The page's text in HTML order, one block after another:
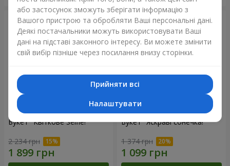
Букет "Квіткове Selfie!"
2 234 грн
Букет "Яскраві сонечка!"
1 374 грн
або застосунок зможуть зберігати інформацію з
Вашого пристрою та обробляти Ваші персональні дані.
Деякі постачальники можуть використовувати Ваші
дані на підставі законного інтересу. Ви можете змінити
свій вибір пізніше через посилання внизу сторінки.
Прийняти всі
Налаштувати